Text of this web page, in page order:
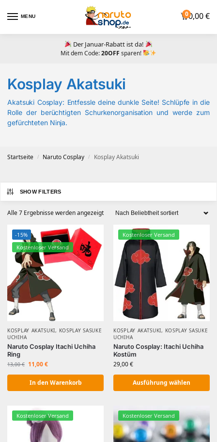
MENU 00,00€
Der Januar-Rabatt ist da!
Mit dem Code:20OFF sparen!
Kosplay Akatsuki
Akatsuki Cosplay: Entfessle deine dunkle Seite! Schlüpfe in die
Rolle der berüchtigten Schurkenorganisation und werde zum
gefürchteten Ninja.
Startseite / Naruto Cosplay / Kosplay Akatsuki
SHOW FILTERS
Alle 7 Ergebnisse werden angezeigt
-15%
Kostenloser Versand
KOSPLAY AKATSUKI, KOSPLAY SASUKE
UCHIHA
Naruto Cosplay Itachi Uchiha
Ring
13,00€ 11,00€
In den Warenkorb
Kostenloser Versand
KOSPLAY AKATSUKI, KOSPLAY SASUKE
UCHIHA
Naruto Cosplay: Itachi Uchiha
Kostüm
29,00€
Ausführung wählen
Kostenloser Versand Kostenloser Versand